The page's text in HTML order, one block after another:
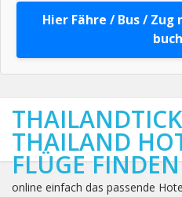
Hier Fähre / Bus / Zug
THAILAND
FLÜGE FINDEN
online einfach das passende